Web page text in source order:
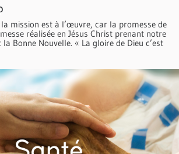
mission est à l’œuvre, car la promesse de
réalisée en Jésus Christ prenant notre
Bonne Nouvelle. « La gloire de Dieu c’est